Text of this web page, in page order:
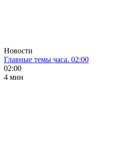
Новости
Главные темы часа. 02:00
02:00
4 мин